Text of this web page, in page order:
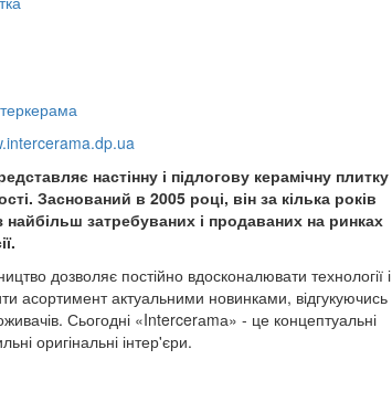
настінну і підлогову керамічну плитку
Заснований в 2005 році, він за кілька років
найбільш затребуваних і продаваних на ринках
дозволяє постійно вдосконалювати технології і
асортимент актуальними новинками, відгукуючись
Сьогодні «Intercerаmа» - це концептуальні
оригінальні інтер'єри.